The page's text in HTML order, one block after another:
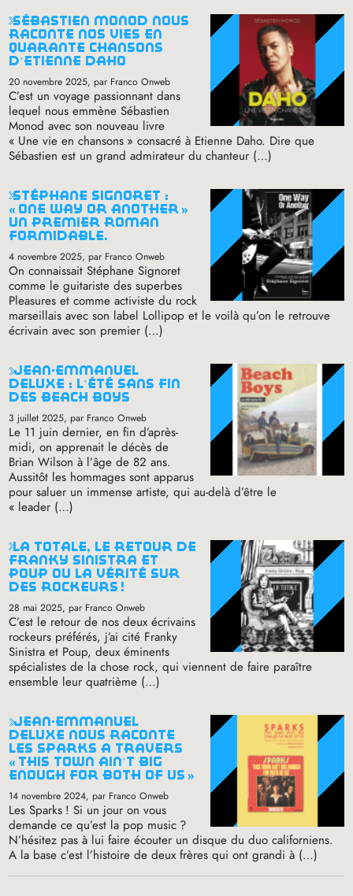
sébastien monod nous
raconte nos vies en
quarante chansons
d’etienne daho
20 novembre 2025, par Franco Onweb
C’est un voyage passionnant dans
lequel nous emmène Sébastien
Monod avec son nouveau livre
« Une vie en chansons » consacré à Etienne Daho. Dire que
Sébastien est un grand admirateur du chanteur (…)
stéphane signoret :
« one way or another»
un premier roman
formidable.
4 novembre 2025, par Franco Onweb
On connaissait Stéphane Signoret
comme le guitariste des superbes
Pleasures et comme activiste du rock
marseillais avec son label Lollipop et le voilà qu’on le retrouve
écrivain avec son premier (…)
jean-emmanuel
deluxe : l’été sans fin
des beach boys
3 juillet 2025, par Franco Onweb
Le 11 juin dernier, en fin d’après-
midi, on apprenait le décès de
Brian Wilson à l’âge de 82 ans.
Aussitôt les hommages sont apparus
pour saluer un immense artiste, qui au-delà d’être le
« leader (…)
la totale, le retour de
franky sinistra et
poup ou la vérité sur
des rockeurs !
28 mai 2025, par Franco Onweb
C’est le retour de nos deux écrivains
rockeurs préférés, j’ai cité Franky
Sinistra et Poup, deux éminents
spécialistes de la chose rock, qui viennent de faire paraître
ensemble leur quatrième (…)
jean-emmanuel
deluxe nous raconte
les sparks à travers
« this town ain’t big
enough for both of us »
14 novembre 2024, par Franco Onweb
Les Sparks ! Si un jour on vous
demande ce qu’est la pop music ?
N’hésitez pas à lui faire écouter un disque du duo californiens.
A la base c’est l’histoire de deux frères qui ont grandi à (…)